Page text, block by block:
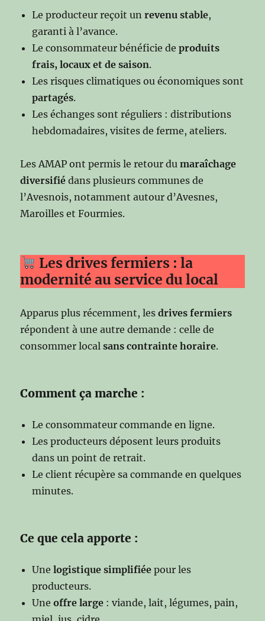
Le producteur reçoit unrevenu stable,
garanti à l’avance.
Le consommateur bénéficie deproduits
frais, locaux et de saison.
Les risques climatiques ou économiques sont
partagés.
Les échanges sont réguliers : distributions
hebdomadaires, visites de ferme, ateliers.
Les AMAP ont permis le retour dumaraîchage
diversifié dans plusieurs communes de
l’Avesnois, notamment autour d’Avesnes,
Maroilles et Fourmies.
Les drives fermiers : la
modernité au service du local
Apparus plus récemment, lesdrives fermiers
répondent à une autre demande : celle de
consommer localsans contrainte horaire.
Comment ça marche :
Le consommateur commande en ligne.
Les producteurs déposent leurs produits
dans un point de retrait.
Le client récupère sa commande en quelques
minutes.
Ce que cela apporte :
Unelogistique simplifiée pour les
producteurs.
Uneoffre large : viande, lait, légumes, pain,